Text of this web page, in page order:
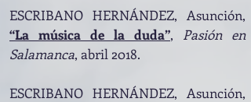
ESCRIBANO HERNÁNDEZ, Asunción,
“La música de la duda”, Pasión en
Salamanca, abril 2018.
ESCRIBANO HERNÁNDEZ, Asunción,